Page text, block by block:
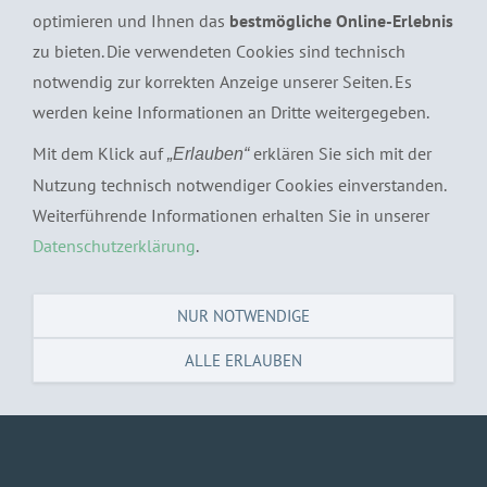
Klicken Sie auf die Personen oder Links für weitere
Informationen und zurOnline-Terminvereinbarung.
Online-Termine in derPrivatsprechstunde finden Sie hier
© 2019 Kardiologie im Gundlach-Carré | Ravensberger
optimieren und Ihnen das bestmögliche Online-Erlebnis
zu bieten. Die verwendeten Cookies sind technisch
notwendig zur korrekten Anzeige unserer Seiten. Es
werden keine Informationen an Dritte weitergegeben.
Mit dem Klick auf„Erlauben“erklären Sie sich mit der
Nutzung technisch notwendiger Cookies einverstanden.
Weiterführende Informationen erhalten Sie in unserer
Datenschutzerklärung.
NUR NOTWENDIGE
ALLE ERLAUBEN